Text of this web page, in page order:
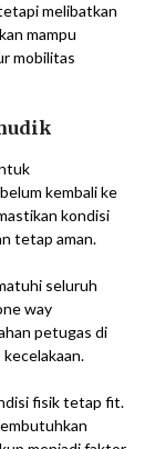
melibatkan
mampu
mobilitas
kembali ke
kondisi
tetap aman.
seluruh
way
petugas di
fisik tetap fit.